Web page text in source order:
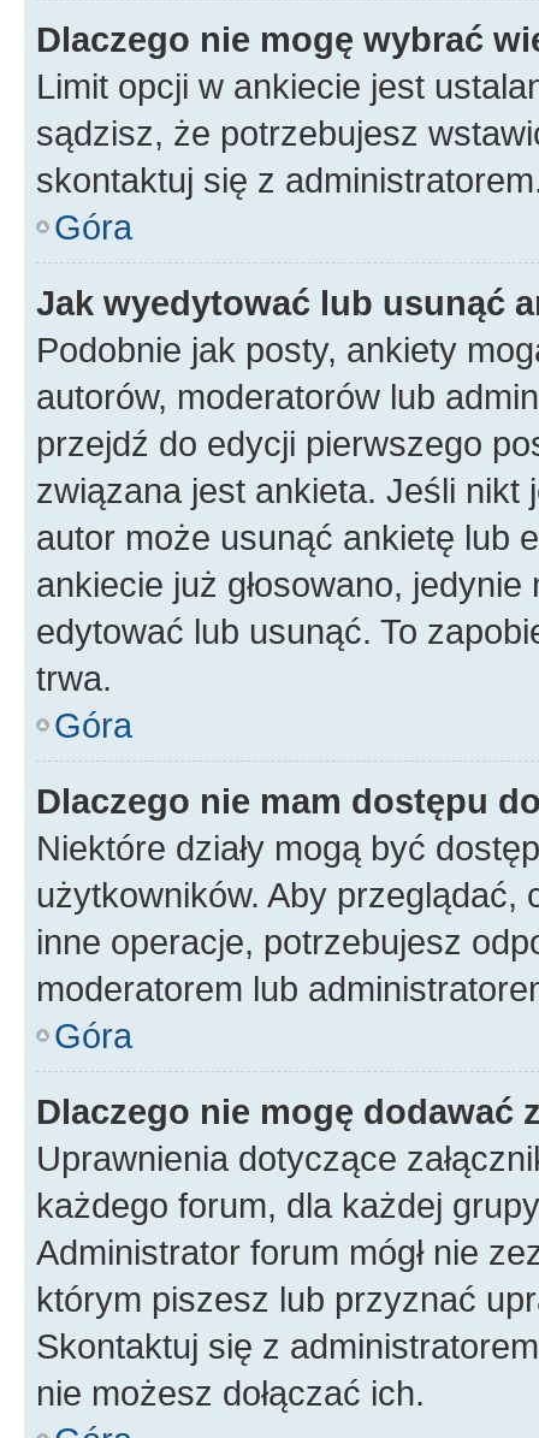
Dlaczego nie mogę wybrać
Limit opcji w ankiecie jest
sądzisz, że potrzebujesz
skontaktuj się z
Góra
Jak wyedytować lub usunąć
Podobnie jak posty, ankiety
autorów, moderatorów lub
przejdź do edycji pierwszego
związana jest ankieta. Jeśli nikt
autor może usunąć ankietę lub
ankiecie już głosowano,
edytować lub usunąć. To
trwa.
Góra
Dlaczego nie mam dostępu
Niektóre działy mogą być
użytkowników. Aby
inne operacje, potrzebujesz
moderatorem lub
Góra
Dlaczego nie mogę dodawać
Uprawnienia dotyczące
każdego forum, dla każdej
Administrator forum mógł nie
którym piszesz lub przyznać
Skontaktuj się z
nie możesz dołączać ich.